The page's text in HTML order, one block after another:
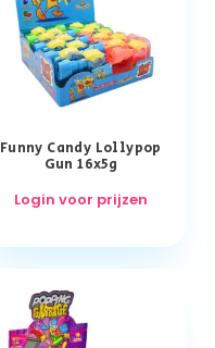
Funny Candy Lollypop
Gun 16x5g
Login voor prijzen